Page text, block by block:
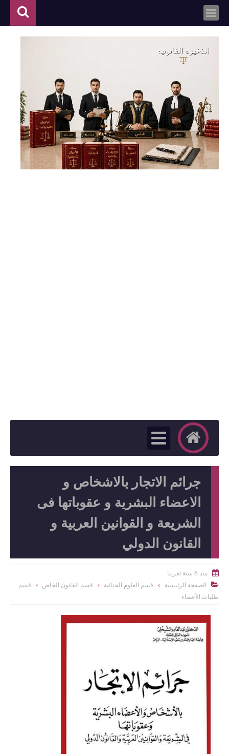
جرائم الاتجار بالاشخاص و
الاعضاء البشرية و عقوباتها فى
الشريعة و القوانين العربية و
القانون الدولي
 منذ 6 سنة تقريبا
 الصفحة الرئيسية قسم العلوم الجنائية قسم القانون الخاص
قسم
طلبات الأعضاء